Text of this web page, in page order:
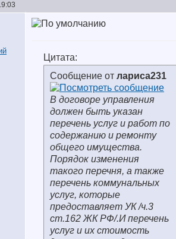
Цитата:
Сообщение от лариса231
В договоре управления
должен быть указан
перечень услуг и работ по
содержанию и ремонту
общего имущества.
Порядок изменения
такого перечня, а также
перечень коммунальных
услуг, которые
предоставляет УК /ч.3
ст.162 ЖК РФ/.И перечень
услуг и их стоимость